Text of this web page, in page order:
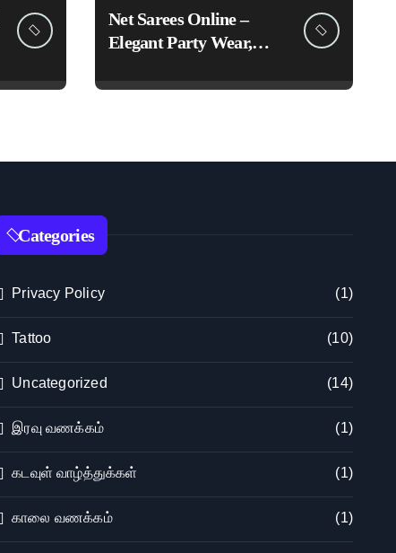
Net Sarees Online –
Elegant Party Wear,
Designer Net Saree
Categories
Privacy Policy (1)
Tattoo (10)
Uncategorized (14)
இரவு வணக்கம் (1)
கடவுள் வாழ்த்துக்கள் (1)
காலை வணக்கம் (1)